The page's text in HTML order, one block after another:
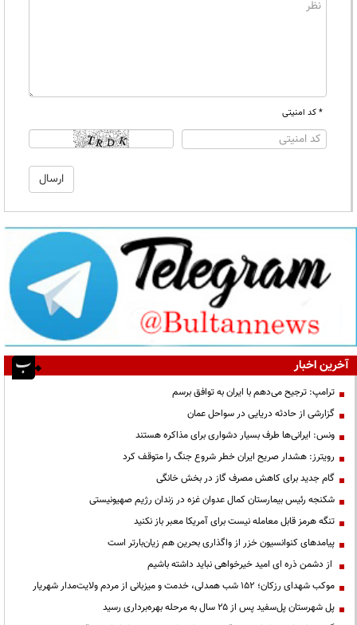
* کد امنیتی
آخرین اخبار
ترامپ: ترجیح می‌دهم با ایران به توافق برسم
گزارشی از حادثه دریایی در سواحل عمان
ونس: ایرانی‌ها طرف بسیار دشواری برای مذاکره هستند
رویترز: هشدار صریح ایران خطر شروع جنگ را متوقف کرد
گام جدید برای کاهش مصرف گاز در بخش خانگی
شکنجه رئیس بیمارستان کمال عدوان غزه در زندان رژیم صهیونیستی
تنگه هرمز قابل معامله نیست برای آمریکا معبر باز نکنید
پیامدهای کنوانسیون خزر از واگذاری بحرین هم زیان‌بارتر است
از دشمن ذره ای امید خیرخواهی نباید داشته باشیم
موکب شهدای رزکان؛ ۱۵۲ شب همدلی، خدمت و میزبانی از مردم ولایت‌مدار شهریار
پل شهرستان پل‌سفید پس از ۲۵ سال به مرحله بهره‌برداری رسید